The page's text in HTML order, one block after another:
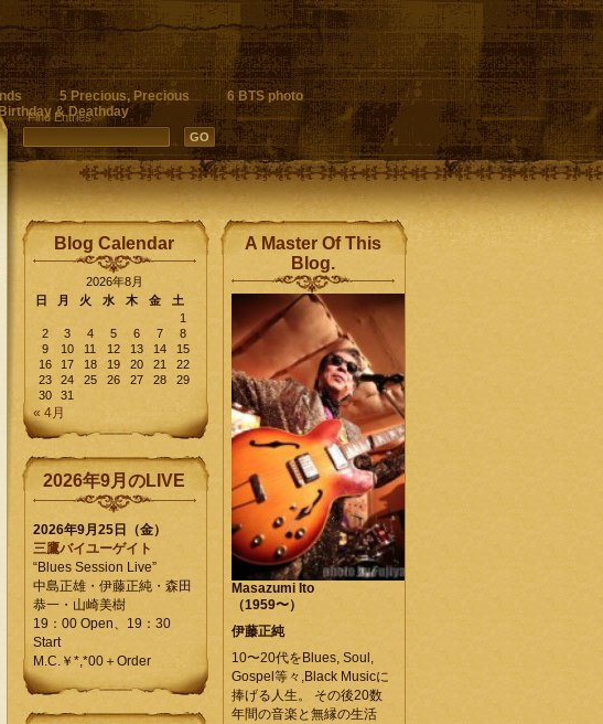
5 Precious, Precious
6 BTS photo
& Deathday
Find Entries
Blog Calendar
2026年8月
日
月 火 水 木 金
土
1
2
3 4 5 6 7
8
9
10 11 12 13 14
15
16
17 18 19 20 21
22
23
24 25 26 27 28
29
30
31
« 4月
2026年9月のLIVE
2026年9月25日（金）
三鷹バイユーゲイト
“Blues Session Live”
中島正雄・伊藤正純・森田
恭一・山崎美樹
19：00 Open、19：30
Start
M.C.￥*,*00＋Order
A Master Of This
Blog.
Masazumi Ito
（1959〜）
伊藤正純
10〜20代をBlues, Soul,
Gospel等々,Black Musicに
捧げる人生。 その後20数
年間の音楽と無縁の生活